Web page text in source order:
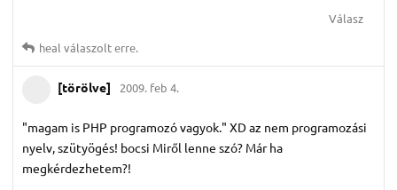
Válasz
heal válaszolt erre.
[törölve] 2009. feb 4.
"magam is PHP programozó vagyok." XD az nem programozási
nyelv, szütyögés! bocsi Miről lenne szó? Már ha
megkérdezhetem?!